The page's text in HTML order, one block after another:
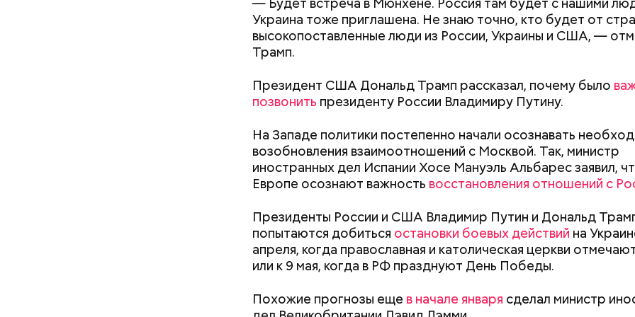
Украина тоже приглашена. Не знаю точно, кто будет от
высокопоставленные люди из России, Украины и США, —
Трамп.
Президент США Дональд Трамп рассказал, почему было
позвонить президенту России Владимиру Путину.
На Западе политики постепенно начали осознавать
возобновления взаимоотношений с Москвой. Так, министр
иностранных дел Испании Хосе Мануэль Альбарес заявил,
Европе осознают важность восстановления отношений с
Президенты России и США Владимир Путин и Дональд
попытаются добиться остановки боевых действий на
апреля, когда православная и католическая церкви
или к 9 мая, когда в РФ празднуют День Победы.
Похожие прогнозы еще в начале января сделал министр
остатки продуктов за борт, чтобы хищники не взяли ваш
купайтесь в ночное время суток, когда у некоторых акул
активной охоты. Например, ночь — это время
гигантской акулы-молот, — пояснил спикер.
— Для группы из пяти человек такое путешествие обойдется
пределах 340 белорусских рублей (около 10311 рублей по
прим. «ВМ»), — уточнил он.
— Ко всем этим рейтингам и часам нужно относиться
Такие заявления кому-то выгодны, — пояснил эксперт.